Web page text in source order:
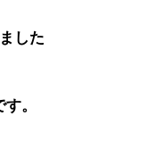
した
。